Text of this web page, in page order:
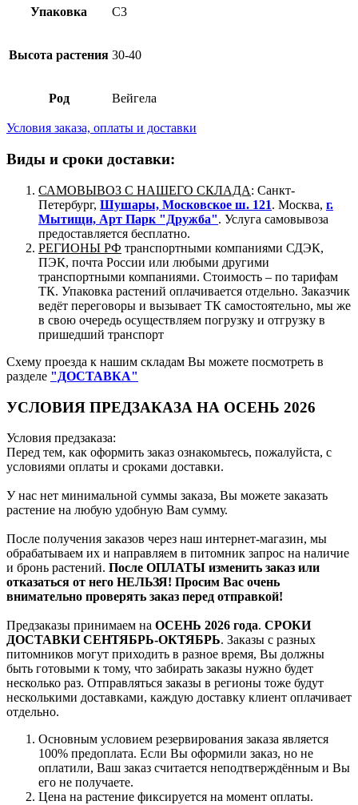
Упаковка C3
Высота растения 30-40
Род Вейгела
Условия заказа, оплаты и доставки
Виды и сроки доставки:
САМОВЫВОЗ С НАШЕГО СКЛАДА: Санкт-
Петербург, Шушары, Московское ш. 121. Москва, г.
Мытищи, Арт Парк "Дружба". Услуга самовывоза
предоставляется бесплатно.
РЕГИОНЫ РФ транспортными компаниями СДЭК,
ПЭК, почта России или любыми другими
транспортными компаниями. Стоимость – по тарифам
ТК. Упаковка растений оплачивается отдельно. Заказчик
ведёт переговоры и вызывает ТК самостоятельно, мы же
в свою очередь осуществляем погрузку и отгрузку в
пришедший транспорт
Схему проезда к нашим складам Вы можете посмотреть в
разделе "ДОСТАВКА"
УСЛОВИЯ ПРЕДЗАКАЗА НА ОСЕНЬ 2026
Условия предзаказа:
Перед тем, как оформить заказ ознакомьтесь, пожалуйста, с
условиями оплаты и сроками доставки.
У нас нет минимальной суммы заказа, Вы можете заказать
растение на любую удобную Вам сумму.
После получения заказов через наш интернет-магазин, мы
обрабатываем их и направляем в питомник запрос на наличие
и бронь растений. После ОПЛАТЫ изменить заказ или
отказаться от него НЕЛЬЗЯ! Просим Вас очень
внимательно проверять заказ перед отправкой!
Предзаказы принимаем на ОСЕНЬ 2026 года. СРОКИ
ДОСТАВКИ СЕНТЯБРЬ-ОКТЯБРЬ. Заказы с разных
питомников могут приходить в разное время, Вы должны
быть готовыми к тому, что забирать заказы нужно будет
несколько раз. Отправляться заказы в регионы тоже будут
несколькими доставками, каждую доставку клиент оплачивает
отдельно.
Основным условием резервирования заказа является
100% предоплата. Если Вы оформили заказ, но не
оплатили, Ваш заказ считается неподтверждённым и Вы
его не получаете.
Цена на растение фиксируется на момент оплаты.